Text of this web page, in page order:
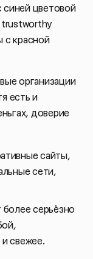
синей цветовой
trustworthy
с красной
организации
есть и
доверие
сайты,
сети,
серьёзно
свежее.